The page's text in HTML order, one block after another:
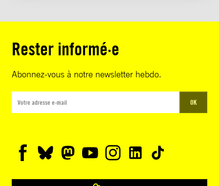
Rester informé·e
Abonnez-vous à notre newsletter hebdo.
OK